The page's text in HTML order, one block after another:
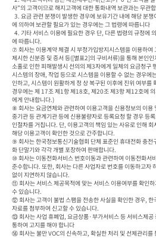
사”의 고객이므로 해지고객에 대한 통화내역 보관과는 무관
에 의하여 보관할 필요가 있는 경우에는 그 법령에 따릅니다
에 따릅니다.
⑦ 회사는 이용계약 체결 시 부정가입방지시스템을 이용하여
제시한 신분증 및 증서 등([별표2]의 구비서류)을 통해 본인
소홀로 인한 피해발생시 선의의 제3자에게 일체의 요금청구
시스템의 장애, 작업 등으로 시스템을 이용할 수 없는 경우
인하고, 시스템이 원활하게 정 상 복구된 이후에 진위 여부를
경우에는 제 17조 제1항 제18호, 제20조 제3항 제12호에 의
에게 안내합니다.)
⑧ 회사는 요금연체와 관련하여 이용고객을 신용정보의 이용
중기관 등 관계기관 등에 신용불량자로 등록요청 할 경우 등
인절차를 거칩니다. 단, 이용고객의 책임 있는 사유로 인해
해당 이용고객이 확인한 것으로 간주합니다.
⑨ 회사는 한국정보통신기술협회 단체 표준인 휴대전화 충전
화 단말기와 각각 개별 포장하여 판매합니다.
⑩ 회사는 이동전화서비스 번호이동과 관련하여 이동전화서
준수합니다. 또한, 회사는 다른 사업자로 번호를 이동하고자
없이 지연하지 않습니다.
⑪ 회사는 서비스 제공목적에 맞는 서비스 이용여부를 확인
수 있습니다.
⑫ 회사는 고객이 불법 스팸을 전송한 사실을 확인한 경우,
자료를 첨부하여 신고할 수 있습니다.
⑬ 회사는 사업 휴폐업, 요금상품·부가서비스 등 서비스제공
통하여 고지를 해야 합니다
⑭ 회사는 불만 VOC의 신속하고, 확실한 처리 및 선제관리를